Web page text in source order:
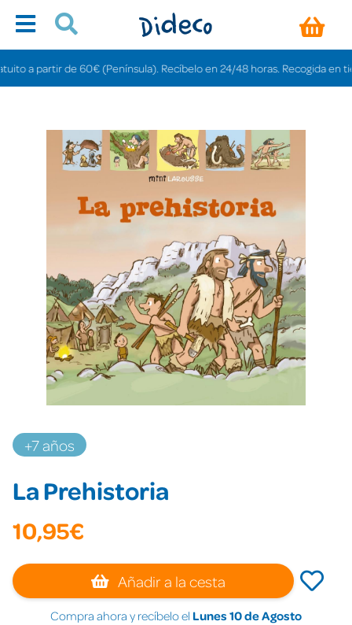
a partir de 60€ (Península). Recíbelo en 24/48 horas. Recogida en
+7 años
La Prehistoria
10,95€
Añadir a la cesta
Compra ahora y recíbelo el Lunes 10 de Agosto